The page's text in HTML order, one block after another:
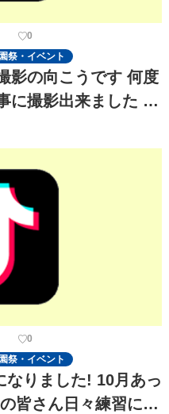
0
祭・イベント
に撮影出来ました 稽
0
祭・イベント
なりました! 10月あっ
皆さん日々練習に一